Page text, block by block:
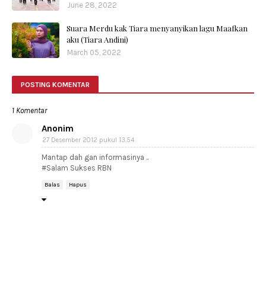
June 28, 2022
Suara Merdu kak Tiara menyanyikan lagu Maafkan
aku (Tiara Andini)
March 05, 2022
POSTING KOMENTAR
1 Komentar
Anonim
27 Desember 2012 pukul 13.54
Mantap dah gan informasinya ..
#Salam Sukses RBN
Balas Hapus